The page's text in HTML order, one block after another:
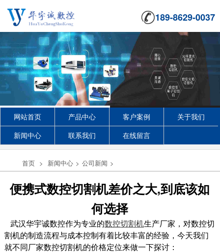
189-8629-0037
网站首页 产品中心 客户案例
关于我们
新闻中心
联系我们 在线留言
首页 > 新闻中心 > 公司新闻 >
便携式数控切割机差价之大,到底该如
何选择
武汉华宇诚数控作为专业的数控切割机生产厂家，对数控切
割机的制造流程与成本控制有着比较丰富的经验，今天我们
就不同厂家数控切割机的价格定位来做一下探讨：